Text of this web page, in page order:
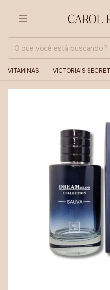
VITAMINAS VICTORIA'S SECRET